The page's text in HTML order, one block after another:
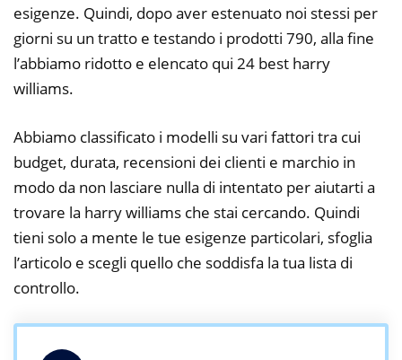
esigenze. Quindi, dopo aver estenuato noi stessi per
giorni su un tratto e testando i prodotti 790, alla fine
l’abbiamo ridotto e elencato qui 24 best harry
williams.
Abbiamo classificato i modelli su vari fattori tra cui
budget, durata, recensioni dei clienti e marchio in
modo da non lasciare nulla di intentato per aiutarti a
trovare la harry williams che stai cercando. Quindi
tieni solo a mente le tue esigenze particolari, sfoglia
l’articolo e scegli quello che soddisfa la tua lista di
controllo.